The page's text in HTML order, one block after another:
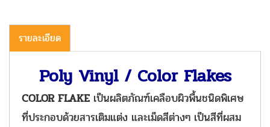
รายละเอียด
Poly Vinyl / Color Flakes
COLOR FLAKE เป็นผลิตภัณฑ์เคลือบผิวพื้นชนิดพิเศษ
ที่ประกอบด้วยสารเติมแต่ง และเม็ดสีต่างๆ เป็นสีที่ผสม